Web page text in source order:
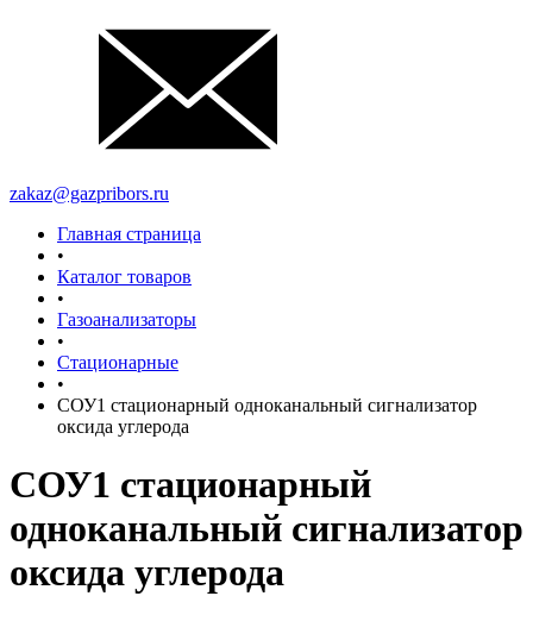
zakaz@gazpribors.ru
Главная страница
•
Каталог товаров
•
Газоанализаторы
•
Стационарные
•
СОУ1 стационарный одноканальный сигнализатор
оксида углерода
СОУ1 стационарный
одноканальный сигнализатор
оксида углерода